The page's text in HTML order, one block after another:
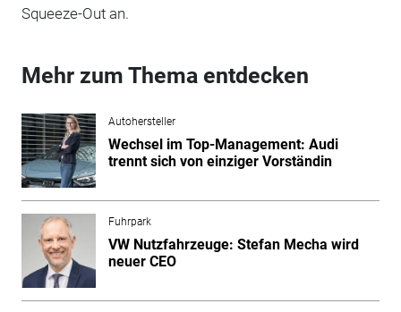
Squeeze-Out an.
Mehr zum Thema entdecken
Autohersteller
Wechsel im Top-Management: Audi
trennt sich von einziger Vorständin
Fuhrpark
VW Nutzfahrzeuge: Stefan Mecha wird
neuer CEO